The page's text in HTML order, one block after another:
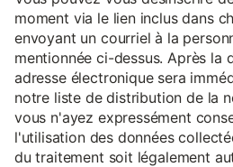
moment via le lien inclus dans
envoyant un courriel à la
mentionnée ci-dessus. Après la
adresse électronique sera
notre liste de distribution de la
vous n'ayez expressément
l'utilisation des données
du traitement soit légalement